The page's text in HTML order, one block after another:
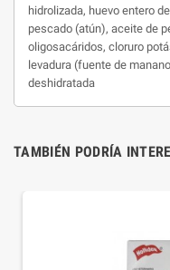
hidrolizada, huevo entero
pescado (atún), aceite de
oligosacáridos, cloruro
levadura (fuente de
deshidratada
TAMBIÉN PODRÍA